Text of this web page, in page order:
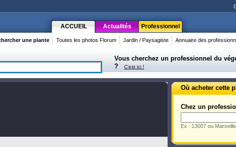
ACCUEIL Actualités Professionnel
une plante Toutes les photos Florum Jardin / Paysagiste Annuaire des
Vous cherchez un professionnel du
?
C'est ici !
Où acheter cette
Chez un
Ex : 13007 ou Marseille